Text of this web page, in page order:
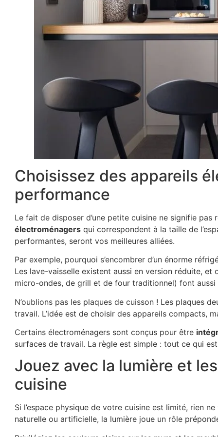
Choisissez des appareils
performance
Le fait de disposer d’une petite cuisine ne signifie
électroménagers qui correspondent à la taille de
performantes, seront vos meilleures alliées.
Par exemple, pourquoi s’encombrer d’un énorme
Les lave-vaisselle existent aussi en version réduite,
micro-ondes, de grill et de four traditionnel) font
N’oublions pas les plaques de cuisson ! Les plaques
travail. L’idée est de choisir des appareils compacts,
Certains électroménagers sont conçus pour être
surfaces de travail. La règle est simple : tout ce qui
Jouez avec la lumière et
cuisine
Si l’espace physique de votre cuisine est limité, rien
naturelle ou artificielle, la lumière joue un rôle